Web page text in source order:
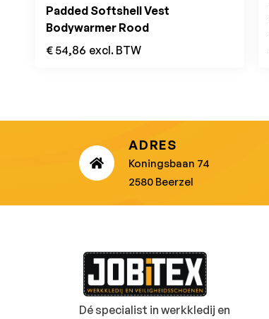
Padded Softshell Vest
Bodywarmer Rood
€ 54,86 excl. BTW
ADRES
Koningsbaan 74
2580 Beerzel
Dé specialist in werkkledij en